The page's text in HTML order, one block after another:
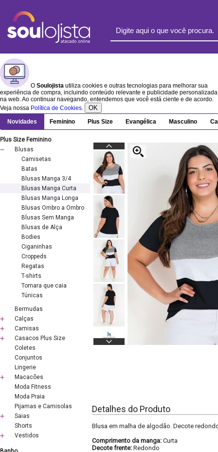
O Soulojista utiliza cookies e outras tecnologias para melhorar sua
experiência de compra, incluindo conteúdo relevante e publicidade personalizada
na web. Ao continuar navegando, entendemos que você está ciente e de acordo.
Veja nossa Política de Cookies. OK
Novidades Feminino Plus Size Evangélica Masculino
Plus Size Feminino
Blusas
Camisetas
Batas
Blusas Manga 3/4
Blusas Manga Curta
Blusas Manga Longa
Blusas Ombro a Ombro
Blusas Sem Manga
Blusas de Alça
Bodies
Ciganinhas
Croppeds
Regatas
T-shirts
Tomara que caia
Túnicas
Bermudas
Calças
Camisas
Casacos Plus Size
Coletes
Conjuntos
Lingerie
Macacões
Moda Fitness
Moda Praia
Pijamas e Camisolas
Saias
Shorts
Vestidos
Detalhes do Produto
Blusa em malha de algodão. Decote
Comprimento da manga: Curta
Decote frente: Redondo